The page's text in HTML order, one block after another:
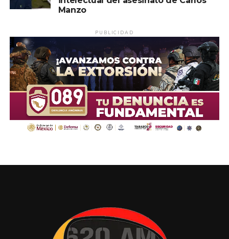
Manzo
PUBLICIDAD